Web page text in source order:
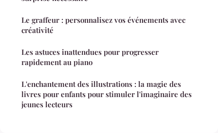
Le graffeur : personnalisez vos événements avec
créativité
Les astuces inattendues pour progresser
rapidement au piano
L'enchantement des illustrations : la magie des
livres pour enfants pour stimuler l'imaginaire des
jeunes lecteurs